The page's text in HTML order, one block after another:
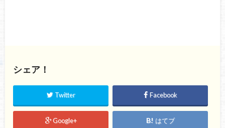
シェア！
Twitter Facebook
Google+ はてブ